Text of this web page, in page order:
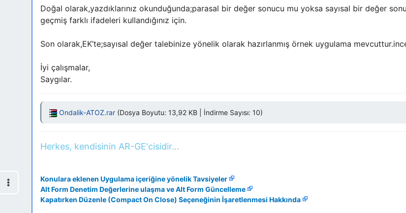
Doğal olarak,yazdıklarınız okunduğunda;parasal bir değer sonucu mu yoksa sayısal bir değer
geçmiş farklı ifadeleri kullandığınız için.
Son olarak,EK’te;sayısal değer talebinize yönelik olarak hazırlanmış örnek uygulama
İyi çalışmalar,
Saygılar.
Ondalik-ATOZ.rar(Dosya Boyutu: 13,92 KB | İndirme Sayısı: 10)
Herkes, kendisinin AR-GE'cisidir...
Konulara eklenen Uygulama içeriğine yönelik Tavsiyeler
Alt Form Denetim Değerlerine ulaşma ve Alt Form Güncelleme
Kapatırken Düzenle (Compact On Close) Seçeneğinin İşaretlenmesi Hakkında